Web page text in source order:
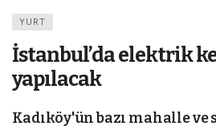
YURT
İstanbul’da elektrik
yapılacak
Kadıköy'ün bazı mahalle ve